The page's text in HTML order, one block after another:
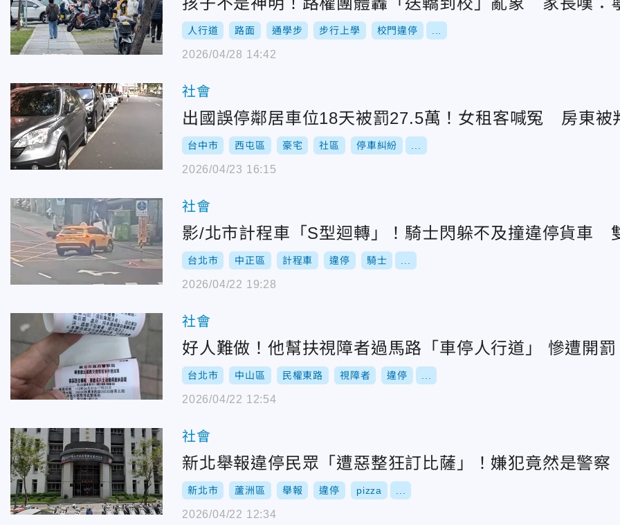
人行道 路面 通學步 步行上學 校門違停
2026/04/28 14:42
社會
出國誤停鄰居車位18天被罰27.5萬！女租客喊冤 房東被
台中市 西屯區 豪宅 社區 停車糾紛
2026/04/23 16:15
社會
影/北市計程車「S型迴轉」！騎士閃躲不及撞違停貨車
台北市 中正區 計程車 違停 騎士
2026/04/22 19:28
社會
好人難做！他幫扶視障者過馬路「車停人行道」 慘遭開罰
台北市 中山區 民權東路 視障者 違停
2026/04/22 12:54
社會
新北舉報違停民眾「遭惡整狂訂比薩」！嫌犯竟然是警察
新北市 蘆洲區 舉報 違停 pizza
2026/04/22 12:34